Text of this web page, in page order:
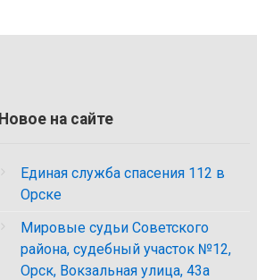
Новое на сайте
Единая служба спасения 112 в
Орске
Мировые судьи Советского
района, судебный участок №12,
Орск, Вокзальная улица, 43а